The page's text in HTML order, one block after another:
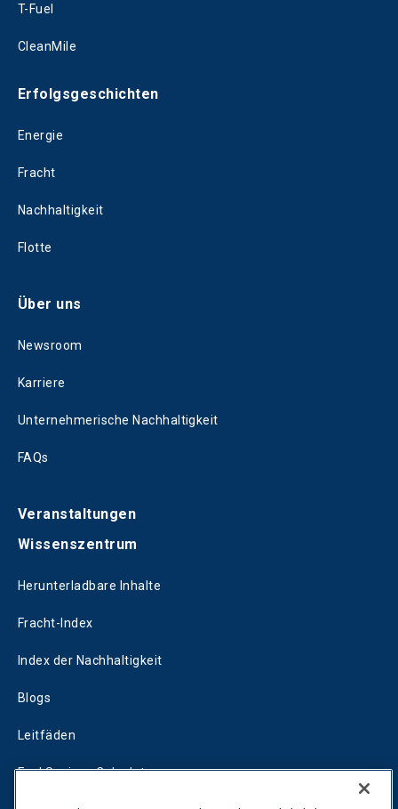
T-Fuel
CleanMile
Erfolgsgeschichten
Energie
Fracht
Nachhaltigkeit
Flotte
Über uns
Newsroom
Karriere
Unternehmerische Nachhaltigkeit
FAQs
Veranstaltungen
Wissenszentrum
Herunterladbare Inhalte
Fracht-Index
Index der Nachhaltigkeit
Blogs
Leitfäden
Fuel Savings Calculator